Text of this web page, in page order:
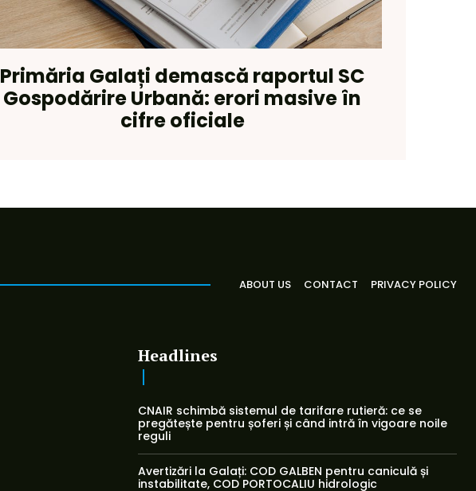
Primăria Galați demască raportul SC
Gospodărire Urbană: erori masive în
cifre oficiale
ABOUT US CONTACT PRIVACY POLICY
Headlines
CNAIR schimbă sistemul de tarifare rutieră: ce se
pregătește pentru șoferi și când intră în vigoare noile
reguli
Avertizări la Galați: COD GALBEN pentru caniculă și
instabilitate, COD PORTOCALIU hidrologic